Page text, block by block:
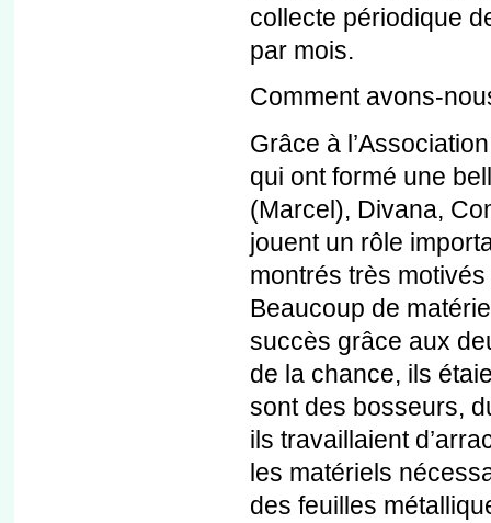
collecte périodique
par mois.
Comment avons-
Grâce à
qui ont formé une
(Marcel), Divana,
jouent un rôle
montrés très
Beaucoup de
succès grâce aux
de la chance, ils
sont des bosseurs,
ils travaillaient
les matériels
des feuilles